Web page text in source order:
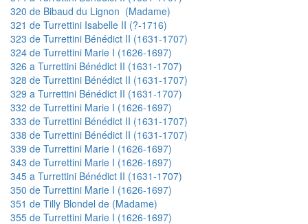
320 de Bibaud du Lignon (Madame)
321 de Turrettini Isabelle II (?-1716)
323 de Turrettini Bénédict II (1631-1707)
324 de Turrettini Marie I (1626-1697)
326 a Turrettini Bénédict II (1631-1707)
328 de Turrettini Bénédict II (1631-1707)
329 a Turrettini Bénédict II (1631-1707)
332 de Turrettini Marie I (1626-1697)
333 de Turrettini Bénédict II (1631-1707)
338 de Turrettini Bénédict II (1631-1707)
339 de Turrettini Marie I (1626-1697)
343 de Turrettini Marie I (1626-1697)
345 a Turrettini Bénédict II (1631-1707)
350 de Turrettini Marie I (1626-1697)
351 de Tilly Blondel de (Madame)
355 de Turrettini Marie I (1626-1697)